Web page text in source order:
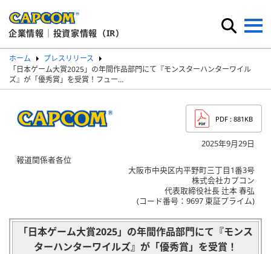
企業情報｜投資家情報（IR）
ホーム
プレスリリース
「日本ゲーム大賞2025」の年間作品部門にて『モンスターハンターワイル
ズ』が「優秀賞」を受賞！フュー…
PDF : 881KB
2025年9月29日
報道関係者各位
大阪市中央区内平野町三丁目1番3号
株式会社カプコン
代表取締役社長 辻本 春弘
(コード番号：9697 東証プライム)
「日本ゲーム大賞2025」の年間作品部門にて 『モンス
ターハンターワイルズ』が「優秀賞」を受賞！